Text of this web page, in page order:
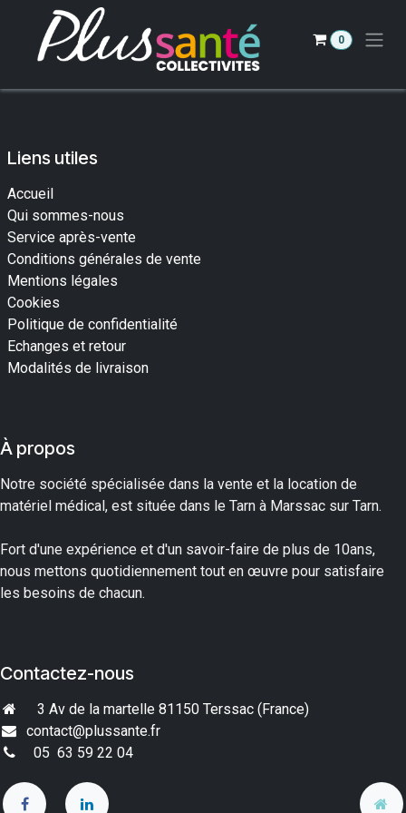
Se rendre au contenu
0
Liens utiles
Accueil
Qui sommes-nous
Service après-vente
Conditions générales de vente
Mentions légales
Cookies
Politique de confidentialité
Echanges et retour
Modalités de livraison
À propos
Notre société spécialisée dans la vente et la location de
matériel médical, est située dans le Tarn à Marssac sur Tarn.
Fort d'une expérience et d'un savoir-faire de plus de 10ans,
nous mettons quotidiennement tout en œuvre pour satisfaire
les besoins de chacun.
Contactez-nous
3 Av de la martelle 81150 Terssac (France)
contact@plussante.fr​
05 63 59 22 04